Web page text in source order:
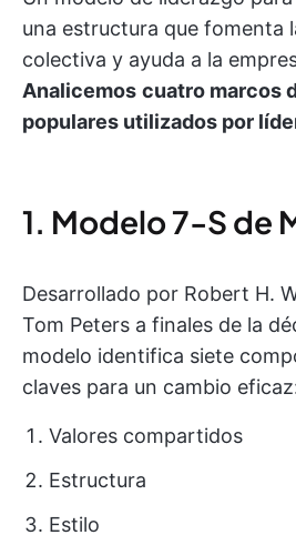
una estructura que fomenta
colectiva y ayuda a la
Analicemos cuatro marcos
populares utilizados por
1. Modelo 7-S de
Desarrollado por Robert H.
Tom Peters a finales de la
modelo identifica siete
claves para un cambio
Valores compartidos
Estructura
Estilo